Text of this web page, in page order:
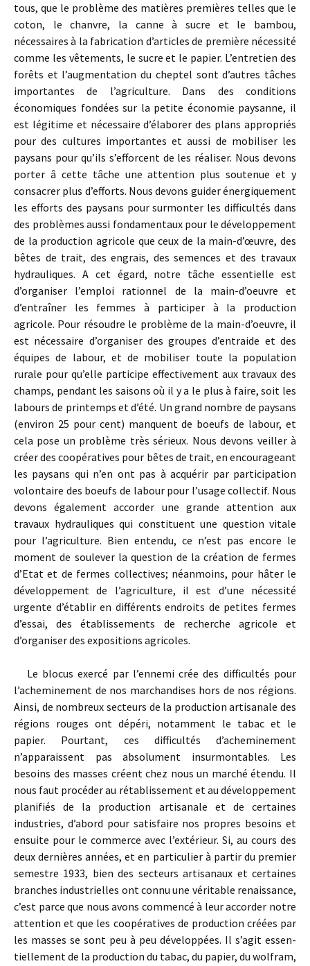
tous, que le problème des matières premières telles que le
coton, le chanvre, la canne à sucre et le bambou,
nécessaires à la fabrication d’articles de première nécessité
comme les vêtements, le sucre et le papier. L’entretien des
forêts et l’augmentation du cheptel sont d’autres tâches
importantes de l’agriculture. Dans des conditions
économiques fondées sur la petite économie paysanne, il
est légitime et nécessaire d’élaborer des plans appropriés
pour des cultures im­portantes et aussi de mobiliser les
paysans pour qu’ils s’efforcent de les réaliser. Nous devons
porter â cette tâche une attention plus soutenue et y
consacrer plus d’efforts. Nous devons guider énergique­ment
les efforts des paysans pour surmonter les difficultés dans
des problèmes aussi fondamentaux pour le développement
de la produc­tion agricole que ceux de la main-d’œuvre, des
bêtes de trait, des engrais, des semences et des travaux
hydrauliques. A cet égard, notre tâche essentielle est
d’organiser l’emploi rationnel de la main-d’oeuvre et
d’entraîner les femmes à participer à la production
agricole. Pour résoudre le problème de la main-d’oeuvre, il
est nécessaire d’organiser des groupes d’entraide et des
équipes de labour, et de mobiliser toute la population
rurale pour qu’elle participe effectivement aux travaux des
champs, pendant les saisons où il y a le plus à faire, soit les
labours de printemps et d’été. Un grand nombre de paysans
(environ 25 pour cent) manquent de boeufs de labour, et
cela pose un problème très sérieux. Nous devons veiller à
créer des coopératives pour bêtes de trait, en encourageant
les paysans qui n’en ont pas à acquérir par participation
volontaire des boeufs de labour pour l’usage collectif. Nous
devons également accorder une grande attention aux
travaux hydrauliques qui constituent une question vitale
pour l’agriculture. Bien entendu, ce n’est pas encore le
moment de soulever la question de la création de fermes
d’Etat et de fermes collectives; néanmoins, pour hâter le
développement de l’agriculture, il est d’une nécessité
urgente d’établir en différents endroits de petites fermes
d’essai, des établissements de recherche agricole et
d’organiser des expositions agricoles.
Le blocus exercé par l’ennemi crée des difficultés pour
l’achemine­ment de nos marchandises hors de nos régions.
Ainsi, de nombreux secteurs de la production artisanale des
régions rouges ont dépéri, notamment le tabac et le
papier. Pourtant, ces difficultés d’achemine­ment
n’apparaissent pas absolument insurmontables. Les
besoins des masses créent chez nous un marché étendu. Il
nous faut procéder au rétablissement et au développement
planifiés de la production artisanale et de certaines
industries, d’abord pour satisfaire nos pro­pres besoins et
ensuite pour le commerce avec l’extérieur. Si, au cours des
deux dernières années, et en particulier à partir du premier
semestre 1933, bien des secteurs artisanaux et certaines
branches industrielles ont connu une véritable renaissance,
c’est parce que nous avons commencé à leur accorder notre
attention et que les coopératives de production créées par
les masses se sont peu à peu développées. Il s’agit essen­
tiellement de la production du tabac, du papier, du wolfram,